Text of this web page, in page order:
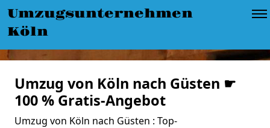
Umzugsunternehmen
Köln
Umzug von Köln nach Güsten ☛
100 % Gratis-Angebot
Umzug von Köln nach Güsten : Top-